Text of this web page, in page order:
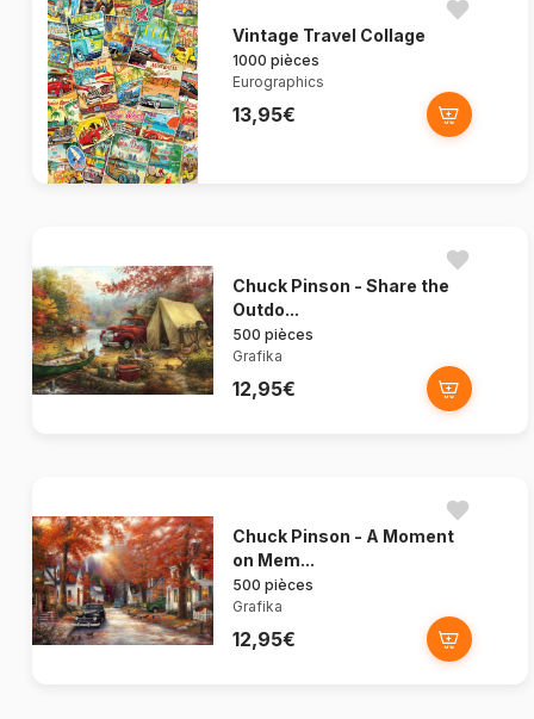
Vintage Travel Collage
1000 pièces
Eurographics
13,95€
Chuck Pinson - Share the
Outdo...
500 pièces
Grafika
12,95€
Chuck Pinson - A Moment
on Mem...
500 pièces
Grafika
12,95€